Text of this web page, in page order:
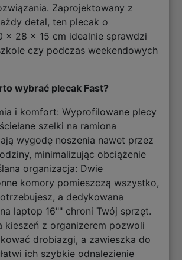
Zaprojektowany z
detal, ten plecak o
x 28 x 15 cm idealnie sprawdzi
czy podczas weekendowych
wybrać plecak Fast?
i komfort: Wyprofilowane plecy
szelki na ramiona
wygodę noszenia nawet przez
minimalizując obciążenie
organizacja: Dwie
komory pomieszczą wszystko,
a dedykowana
laptop 16"" chroni Twój sprzęt.
kieszeń z organizerem pozwoli
drobiazgi, a zawieszka do
ich szybkie odnalezienie